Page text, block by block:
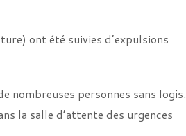
ont été suivies d’expulsions
nombreuses personnes sans logis.
la salle d’attente des urgences